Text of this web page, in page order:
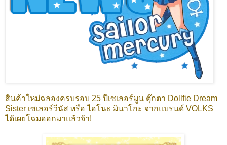
สินค้าใหม่ฉลองครบรอบ 25 ปีเซเลอร์มูน ตุ๊กตา Dollfie Dream
Sister เซเลอร์วีนัส หรือ ไอโนะ มินาโกะ จากแบรนด์ VOLKS
ได้เผยโฉมออกมาแล้วจ้า!